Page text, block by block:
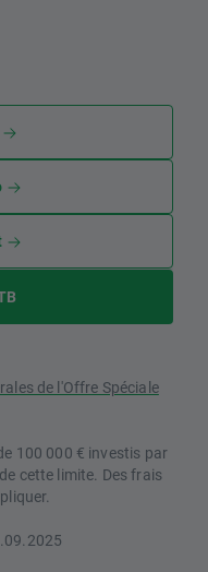
de l'Offre Spéciale
100 000 € investis par
cette limite. Des frais